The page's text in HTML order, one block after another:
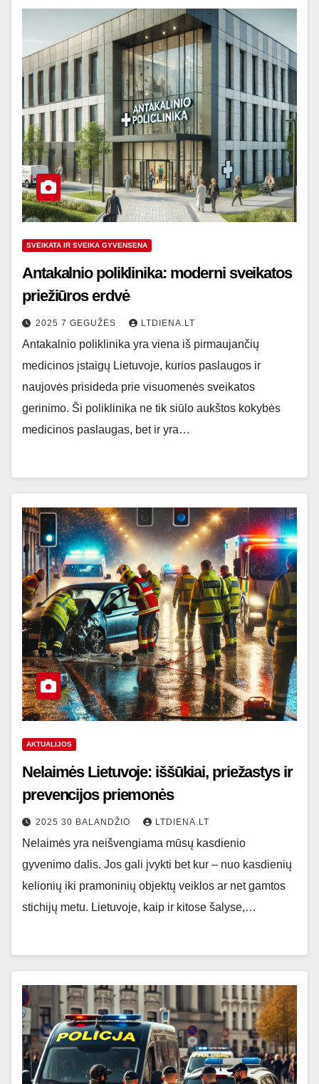
SVEIKATA IR SVEIKA GYVENSENA
Antakalnio poliklinika: moderni sveikatos
priežiūros erdvė
2025 7 GEGUŽĖS LTDIENA.LT
Antakalnio poliklinika yra viena iš pirmaujančių
medicinos įstaigų Lietuvoje, kurios paslaugos ir
naujovės prisideda prie visuomenės sveikatos
gerinimo. Ši poliklinika ne tik siūlo aukštos kokybės
medicinos paslaugas, bet ir yra…
AKTUALIJOS
Nelaimės Lietuvoje: iššūkiai, priežastys ir
prevencijos priemonės
2025 30 BALANDŽIO LTDIENA.LT
Nelaimės yra neišvengiama mūsų kasdienio
gyvenimo dalis. Jos gali įvykti bet kur – nuo kasdienių
kelionių iki pramoninių objektų veiklos ar net gamtos
stichijų metu. Lietuvoje, kaip ir kitose šalyse,…